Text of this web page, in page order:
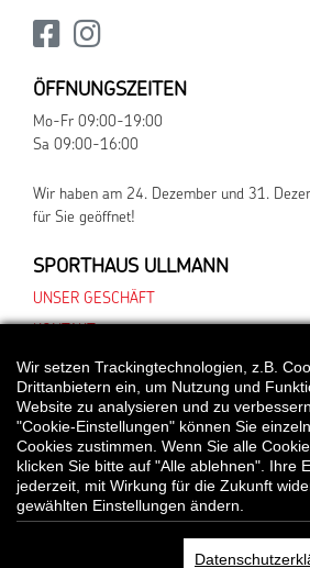
ÖFFNUNGSZEITEN
Mo-Fr 09:00-19:00
Sa 09:00-16:00
Wir haben am 24. Dezember und 31.
für Sie geöffnet!
SPORTHAUS ULLMANN
UNSER GESCHÄFT
*Alle Preisangaben gelten inklusive gesetzlichen
Bei Preisen, die mit "UVP" gekennzeichnet
© Sporthaus Ullmann
Wir setzen Trackingtechnologien, z.B.
Drittanbietern ein, um Nutzung und
Website zu analysieren und zu
"Cookie-Einstellungen" können Sie
Cookies zustimmen. Wenn Sie alle
klicken Sie bitte auf "Alle ablehnen". Ihre
jederzeit, mit Wirkung für die Zukunft
gewählten Einstellungen ändern.